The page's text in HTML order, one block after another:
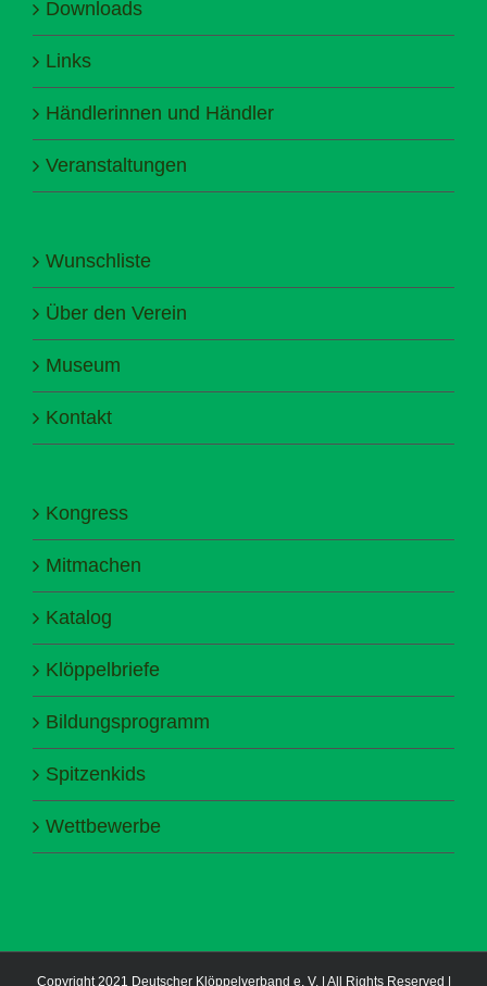
Downloads
Links
Händlerinnen und Händler
Veranstaltungen
Wunschliste
Über den Verein
Museum
Kontakt
Kongress
Mitmachen
Katalog
Klöppelbriefe
Bildungsprogramm
Spitzenkids
Wettbewerbe
Copyright 2021 Deutscher Klöppelverband e. V. | All Rights Reserved |